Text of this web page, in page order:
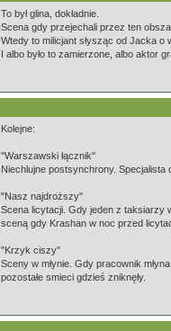
To był glina, dokładnie.
Scena gdy przejechali przez ten
Wtedy to milicjant słysząc od Jacka o
I albo było to zamierzone, albo aktor
Kolejne:
"Warszawski łącznik"
Niechlujne postsynchrony.
"Nasz najdroższy"
Scena licytacji. Gdy jeden z taksiarzy
sceną gdy Krashan w noc przed
"Krzyk ciszy"
Sceny w młynie. Gdy pracownik
pozostałe smieci gdzieś zniknęły.